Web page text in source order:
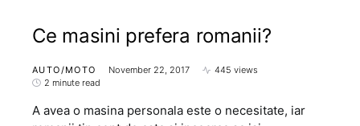
Ce masini prefera romanii?
AUTO/MOTO November 22, 2017
445 views
2 minute read
A avea o masina personala este o necesitate, iar